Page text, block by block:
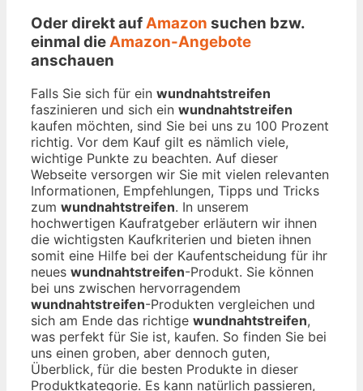
Oder direkt aufAmazon suchen bzw.
einmal dieAmazon-Angebote
anschauen
Falls Sie sich für ein wundnahtstreifen
faszinieren und sich ein wundnahtstreifen
kaufen möchten, sind Sie bei uns zu 100 Prozent
richtig. Vor dem Kauf gilt es nämlich viele,
wichtige Punkte zu beachten. Auf dieser
Webseite versorgen wir Sie mit vielen relevanten
Informationen, Empfehlungen, Tipps und Tricks
zum wundnahtstreifen. In unserem
hochwertigen Kaufratgeber erläutern wir ihnen
die wichtigsten Kaufkriterien und bieten ihnen
somit eine Hilfe bei der Kaufentscheidung für ihr
neues wundnahtstreifen-Produkt. Sie können
bei uns zwischen hervorragendem
wundnahtstreifen-Produkten vergleichen und
sich am Ende das richtige wundnahtstreifen,
was perfekt für Sie ist, kaufen. So finden Sie bei
uns einen groben, aber dennoch guten,
Überblick, für die besten Produkte in dieser
Produktkategorie. Es kann natürlich passieren,